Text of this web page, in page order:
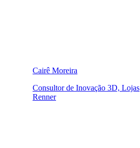
Cairê Moreira
Consultor de Inovação 3D, Lojas
Renner